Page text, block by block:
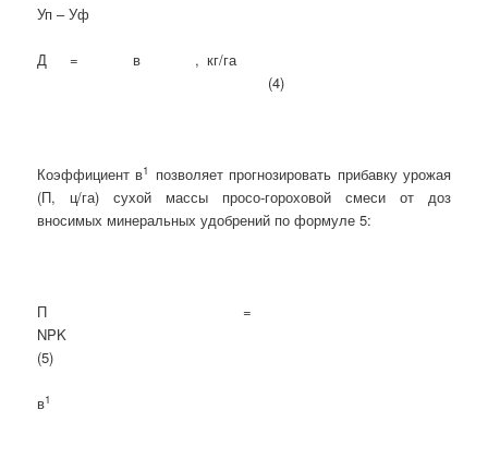
Уп – Уф
Д = в , кг/га
(4)
Коэффициент в1
позволяет прогнозировать прибавку урожая
(П, ц/га) сухой массы просо-гороховой смеси от доз
вносимых минеральных удобрений по формуле 5:
П =
NPK
(5)
в1